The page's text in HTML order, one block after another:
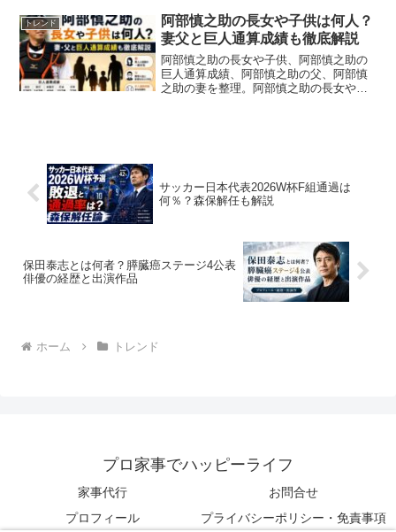
トレンド
阿部慎之助の長女や子供は何人？
妻父と巨人通算成績も徹底解説
阿部慎之助の長女や子供、阿部慎之助の
巨人通算成績、阿部慎之助の父、阿部慎
之助の妻を整理。阿部慎之助の長女や子
サッカー日本代表2026W杯F組通過は
何％？森保解任も解説
保田泰志とは何者？膵臓癌ステージ4公表
俳優の経歴と出演作品
ホーム トレンド
プロ家事でハッピーライフ
家事代行
お問合せ
プロフィール
プライバシーポリシー・免責事項